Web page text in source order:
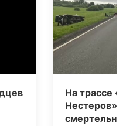
На трассе
Нестеров»